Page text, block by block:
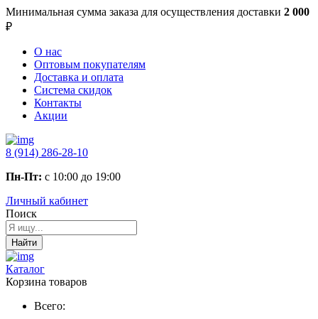
Минимальная сумма заказа для осуществления доставки 2 000
₽
О нас
Оптовым покупателям
Доставка и оплата
Система скидок
Контакты
Акции
8 (914) 286-28-10
Пн-Пт: с 10:00 до 19:00
Личный кабинет
Поиск
Найти
Каталог
Корзина товаров
Всего: